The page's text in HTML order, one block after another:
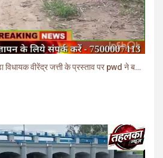
बोर्ड नया खड़ंजा.(गायब)झबरेड़ा विधायक वीरेंद्र जत्ती के प्रस्ताव पर pwd ने बनाया खड़ंजा